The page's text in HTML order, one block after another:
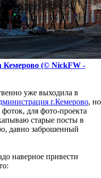
Кемерово (© NickFW -
уже выходила в
г.Кемерово, но
для фото-проекта
старые посты в
давно заброшенный
наверное привести